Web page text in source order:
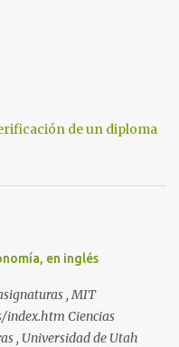
de un diploma
en inglés
, MIT
index.htm Ciencias
, Universidad de Utah